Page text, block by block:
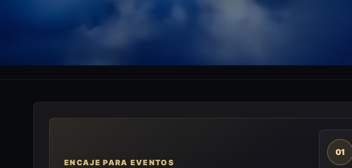
ENCAJE PARA EVENTOS
01